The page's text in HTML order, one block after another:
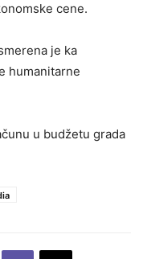
cene.
je ka
humanitarne
u budžetu grada